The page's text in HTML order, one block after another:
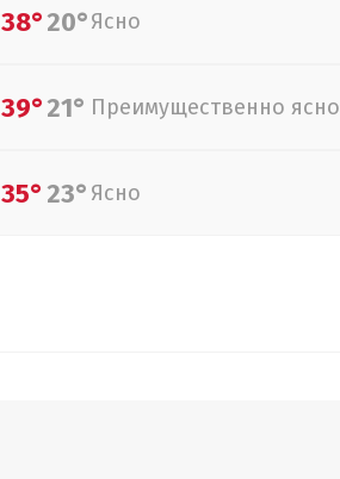
38°20°Ясно
39°21° Преимущественно ясно
35°23° Ясно